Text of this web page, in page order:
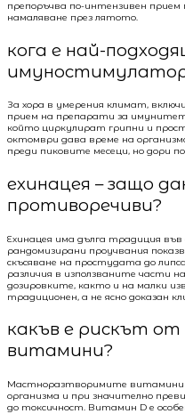
препоръчва по-интензивен
намаляване през лятото.
кога е най-
За хора в умерения климат,
прием на препарати за
който циркулират грипни и
октомври дава време на
преди пиковите месеци, но дори
ехинацея – защо
противоречиви?
Ехинацея има дълга традиция
рандомизирани проучвания
скъсяване на простудата до
различия в използваните части
дозировките, както и на малки
традиционен, а не ясно доказан
какъв е рискът от
витамини?
Мастноразтворимите витамини
организма и при значително
до токсичност. Витамин D е